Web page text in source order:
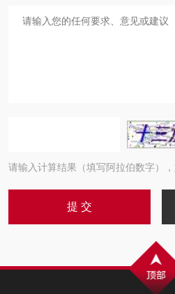
请输入计算结果（填写阿拉伯数字）